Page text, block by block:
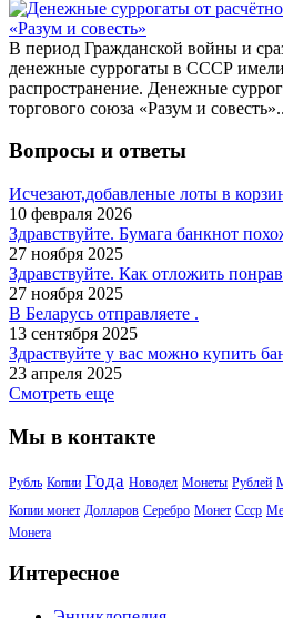
В период Гражданской войны и
денежные суррогаты в СССР
распространение. Денежные
торгового союза «Разум и
Вопросы и ответы
Исчезают,добавленые лоты в
10 февраля 2026
Здравствуйте. Бумага банкнот
27 ноября 2025
Здравствуйте. Как отложить
27 ноября 2025
В Беларусь отправляете .
13 сентября 2025
Здраствуйте у вас можно купить
23 апреля 2025
Смотреть еще
Мы в контакте
Рубль Копии Года Новодел Монеты Рублей
Копии монет Долларов Серебро Монет Ссср
Монета
Интересное